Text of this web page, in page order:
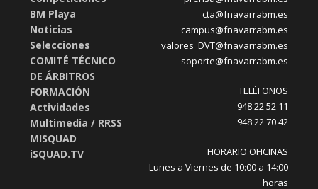
BM Playa
Noticias
Selecciones
COMITÉ TÉCNICO
DE ÁRBITROS
FORMACIÓN
Actividades
Multimedia / RRSS
MISQUAD
iSQUAD.TV
cta@fnavarrabm.es
campus@fnavarrabm.es
valores_DVT@fnavarrabm.es
soporte@fnavarrabm.es
TELÉFONOS
948 22 52 11
948 22 70 42
HORARIO OFICINAS
Lunes a Viernes de 10:00 a 14:00
horas